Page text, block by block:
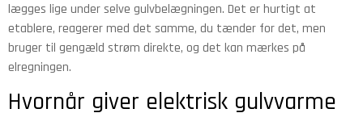
lægges lige under selve gulvbelægningen. Det er hurtigt at
etablere, reagerer med det samme, du tænder for det, men
bruger til gengæld strøm direkte, og det kan mærkes på
elregningen.
Hvornår giver elektrisk gulvvarme